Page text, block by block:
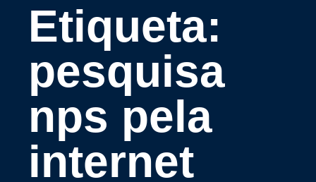
Etiqueta:
pesquisa
nps pela
internet